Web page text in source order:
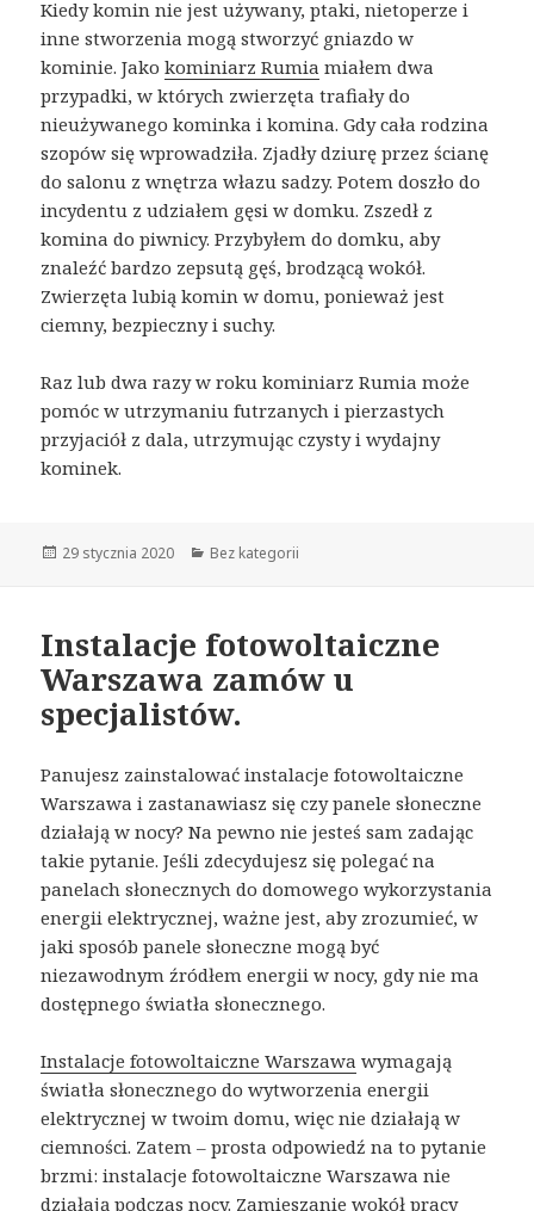
Kiedy komin nie jest używany, ptaki, nietoperze i
inne stworzenia mogą stworzyć gniazdo w
kominie. Jakokominiarz Rumia miałem dwa
przypadki, w których zwierzęta trafiały do ​​
nieużywanego kominka i komina. Gdy cała rodzina
szopów się wprowadziła. Zjadły dziurę przez ścianę
do salonu z wnętrza włazu sadzy. Potem doszło do
incydentu z udziałem gęsi w domku. Zszedł z
komina do piwnicy. Przybyłem do domku, aby
znaleźć bardzo zepsutą gęś, brodzącą wokół.
Zwierzęta lubią komin w domu, ponieważ jest
ciemny, bezpieczny i suchy.
Raz lub dwa razy w roku kominiarz Rumia może
pomóc w utrzymaniu futrzanych i pierzastych
przyjaciół z dala, utrzymując czysty i wydajny
kominek.
Opublikowano
29 stycznia 2020 Kategorie
Bez kategorii
Instalacje fotowoltaiczne
Warszawa zamów u
specjalistów.
Panujesz zainstalować instalacje fotowoltaiczne
Warszawa i zastanawiasz się czy panele słoneczne
działają w nocy? Na pewno nie jesteś sam zadając
takie pytanie. Jeśli zdecydujesz się polegać na
panelach słonecznych do domowego wykorzystania
energii elektrycznej, ważne jest, aby zrozumieć, w
jaki sposób panele słoneczne mogą być
niezawodnym źródłem energii w nocy, gdy nie ma
dostępnego światła słonecznego.
Instalacje fotowoltaiczne Warszawa wymagają
światła słonecznego do wytworzenia energii
elektrycznej w twoim domu, więc nie działają w
ciemności. Zatem – prosta odpowiedź na to pytanie
brzmi: instalacje fotowoltaiczne Warszawa nie
działają podczas nocy. Zamieszanie wokół pracy